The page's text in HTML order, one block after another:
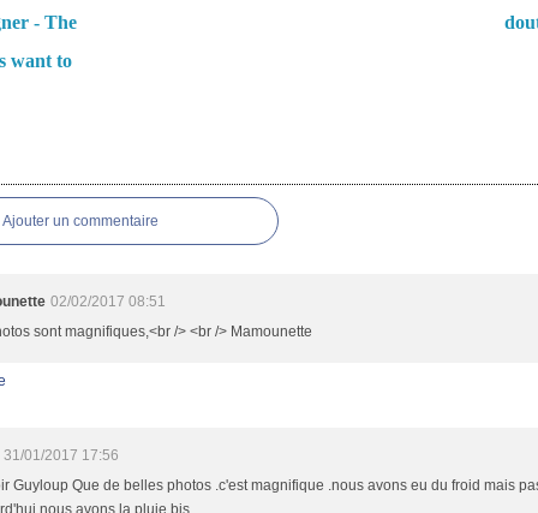
- The
want to
Ajouter un commentaire
02/02/2017 08:51
sont magnifiques,<br /> <br /> Mamounette
31/01/2017 17:56
Guyloup Que de belles photos .c'est magnifique .nous avons eu du froid mais
nous avons la pluie bis